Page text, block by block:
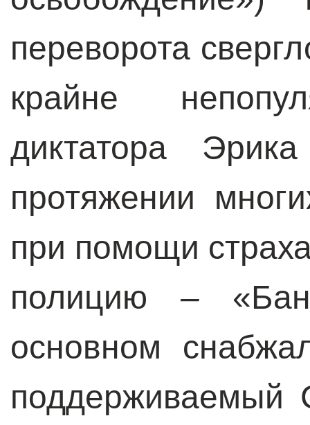
переворота
крайне
диктатора
протяжении
при помощи
полицию–
основном